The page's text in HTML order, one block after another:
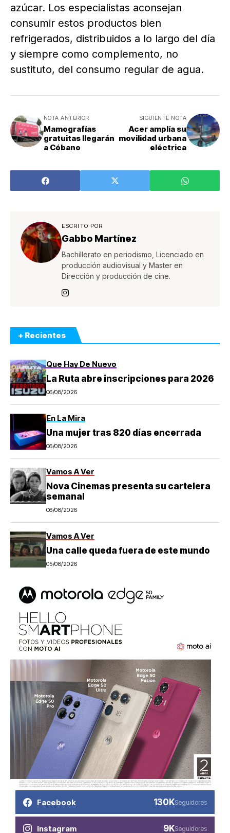
azúcar. Los especialistas aconsejan
consumir estos productos bien
refrigerados, distribuidos a lo largo del día
y siempre como complemento, no
sustituto, del consumo regular de agua.
NOTA ANTERIOR
Mamografías
gratuitas llegarán
a Cóbano
SIGUIENTE NOTA
Acer amplía su
movilidad urbana
eléctrica
ESCRITO POR
Gabbo Martínez
Bachillerato en periodismo, Licenciado en
producción audiovisual y Master en
Dirección y producción de cine.
+ Recientes
Que Hay De Nuevo
La Ruta abre inscripciones para 2026
06/08/2026
En La Mira
Una mujer tras 820 días encerrada
06/08/2026
Vamos A Ver
Nova Cinemas presenta su cartelera
semanal
06/08/2026
Vamos A Ver
Una calle queda fuera de este mundo
05/08/2026
Facebook 130KSeguidores
Instagram 9KSeguidores